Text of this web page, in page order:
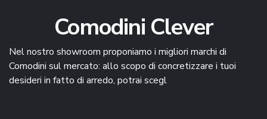
Comodini Clever
Nel nostro showroom proponiamo i migliori marchi di
Comodini sul mercato: allo scopo di concretizzare i tuoi
desideri in fatto di arredo, potrai scegl